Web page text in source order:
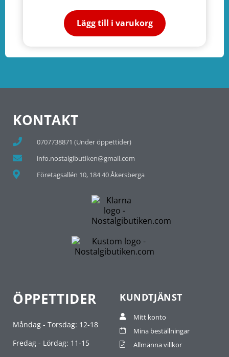
Lägg till i varukorg
KONTAKT
0707738871 (Under öppettider)
info.nostalgibutiken@gmail.com
Företagsallén 10, 184 40 Åkersberga
ÖPPETTIDER
Måndag - Torsdag: 12-18
Fredag - Lördag: 11-15
KUNDTJÄNST
Mitt konto
Mina beställningar
Allmänna villkor